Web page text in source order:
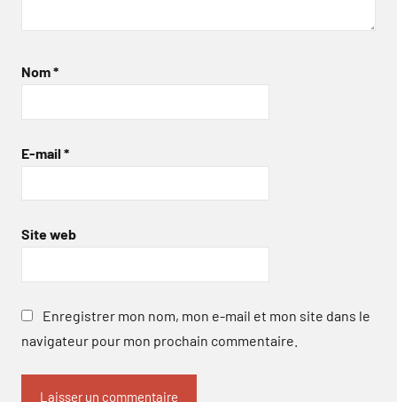
Nom*
E-mail *
Site web
Enregistrer mon nom, mon e-mail et mon site dans le
navigateur pour mon prochain commentaire.